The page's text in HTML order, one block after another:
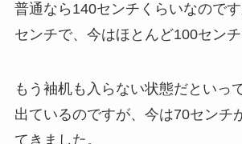
普通なら140センチくらいなので
センチで、今はほとんど100センチ
もう袖机も入らない状態だといっ
出ているのですが、今は70センチ
てきました。